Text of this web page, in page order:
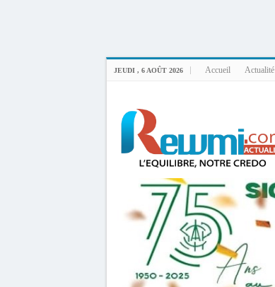
JEUDI , 6 AOÛT 2026 Accueil Actualité